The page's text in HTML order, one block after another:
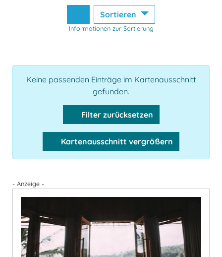
Sortieren
Informationen zur Sortierung
Keine passenden Einträge im Kartenausschnitt
gefunden.
Filter zurücksetzen
Kartenausschnitt vergrößern
- Anzeige -